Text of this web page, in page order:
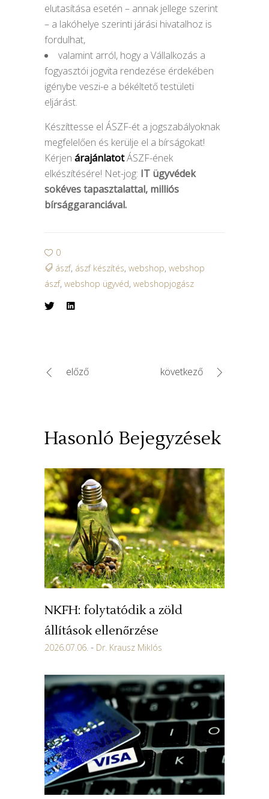
elutasítása esetén – annak jellege szerint
– a lakóhelye szerinti járási hivatalhoz is
fordulhat,
valamint arról, hogy a Vállalkozás a
fogyasztói jogvita rendezése érdekében
igénybe veszi-e a békéltető testületi
eljárást.
Készíttesse el ÁSZF-ét a jogszabályoknak
megfelelően és kerülje el a bírságokat!
Kérjen árajánlatotÁSZF-ének
elkészítésére! Net-jog: IT ügyvédek
sokéves tapasztalattal, milliós
bírsággaranciával.
0
ászf, ászf készítés, webshop, webshop
ászf, webshop ügyvéd, webshopjogász
előző következő
Hasonló Bejegyzések
NKFH: folytatódik a zöld
állítások ellenőrzése
2026.07.06. Dr. Krausz Miklós